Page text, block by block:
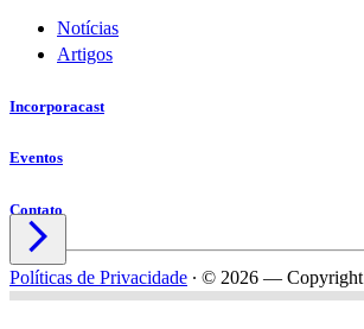
Notícias
Artigos
Incorporacast
Eventos
Contato

Políticas de Privacidade ∙ © 2026 — Copyright